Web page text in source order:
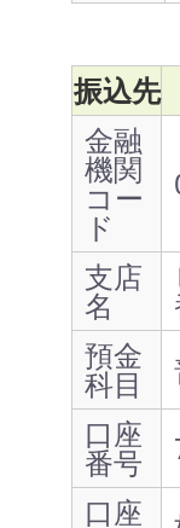
振込先
金融
機関
コー
ド
支店
名
預金
科目
口座
番号
口座